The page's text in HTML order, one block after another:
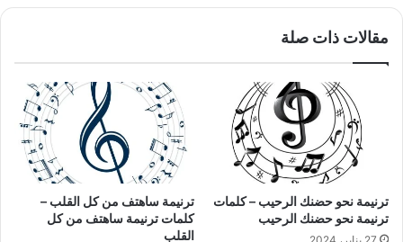
مقالات ذات صلة
ترنيمة نحو حضنك الرحيب – كلمات
ترنيمة نحو حضنك الرحيب
ترنيمة ساهتف من كل القلب –
كلمات ترنيمة ساهتف من كل
القلب